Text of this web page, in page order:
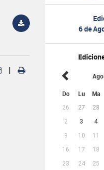
6 de
Do Lu Ma
26 27 28
2
3 4
9
10 11
16
17 18
23
24 25
|